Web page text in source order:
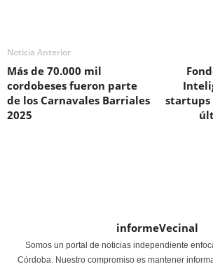
Noticia Anterior
Más de 70.000 mil
cordobeses fueron parte
de los Carnavales Barriales
2025
startups
informeVecinal
Somos un portal de noticias independiente
Córdoba. Nuestro compromiso es mantener